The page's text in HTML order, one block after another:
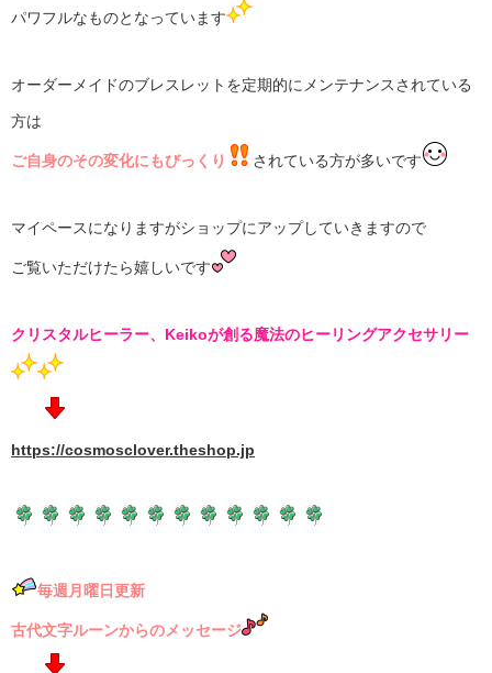
パワフルなものとなっています
オーダーメイドのブレスレットを定期的にメンテナンスされている
方は
ご自身のその変化にもびっくり されている方が多いです
マイペースになりますがショップにアップしていきますので
ご覧いただけたら嬉しいです
クリスタルヒーラー、Keikoが創る魔法のヒーリングアクセサリー
https://cosmosclover.theshop.jp
毎週月曜日更新
古代文字ルーンからのメッセージ